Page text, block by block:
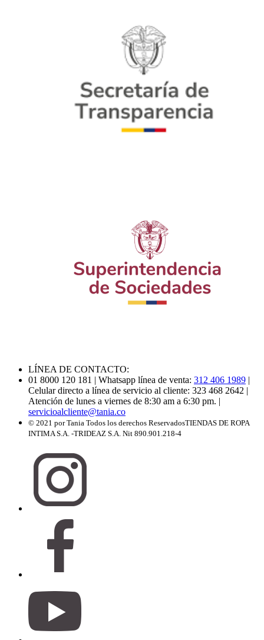
LÍNEA DE CONTACTO:
01 8000 120 181 | Whatsapp línea de venta: 312 406 1989 |
Celular directo a línea de servicio al cliente: 323 468 2642 |
Atención de lunes a viernes de 8:30 am a 6:30 pm. |
servicioalcliente@tania.co
© 2021 por Tania Todos los derechos ReservadosTIENDAS DE ROPA
INTIMA S.A. -TRIDEAZ S.A. Nit 890.901.218-4